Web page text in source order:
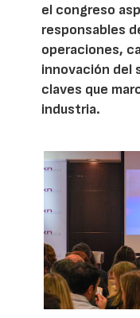
el congreso
responsables
operaciones,
innovación del
claves que
industria.